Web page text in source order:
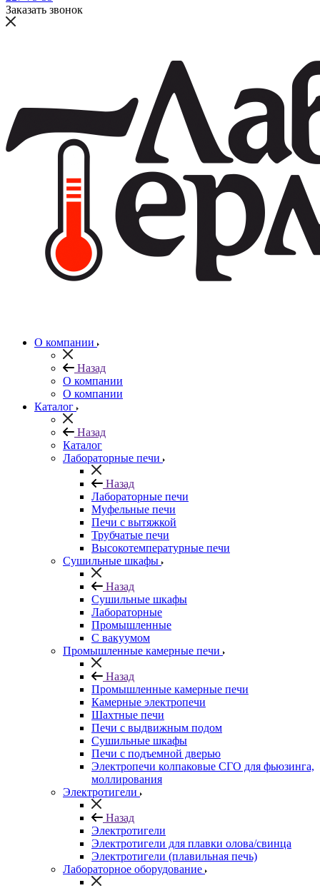
Заказать звонок
О компании
Назад
О компании
О компании
Каталог
Назад
Каталог
Лабораторные печи
Назад
Лабораторные печи
Муфельные печи
Печи с вытяжкой
Трубчатые печи
Высокотемпературные печи
Сушильные шкафы
Назад
Сушильные шкафы
Лабораторные
Промышленные
С вакуумом
Промышленные камерные печи
Назад
Промышленные камерные печи
Камерные электропечи
Шахтные печи
Печи с выдвижным подом
Сушильные шкафы
Печи с подъемной дверью
Электропечи колпаковые СГО для фьюзинга,
моллирования
Электротигели
Назад
Электротигели
Электротигели для плавки олова/свинца
Электротигели (плавильная печь)
Лабораторное оборудование